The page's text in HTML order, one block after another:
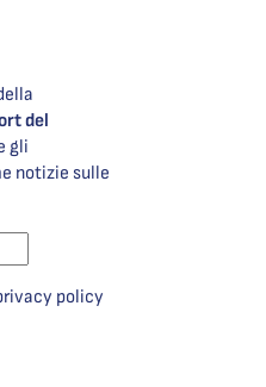
del
gli
notizie sulle
policy